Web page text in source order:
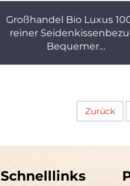
Großhandel Bio Luxus
reiner
Bequemer
Zurück
Schnelllinks